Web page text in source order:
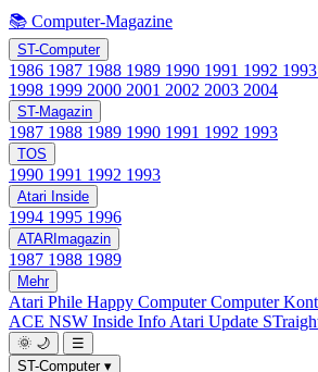
📚 Computer-Magazine
ST-Computer
1986 1987 1988 1989 1990 1991 1992 1993
1998 1999 2000 2001 2002 2003 2004
ST-Magazin
1987 1988 1989 1990 1991 1992 1993
TOS
1990 1991 1992 1993
Atari Inside
1994 1995 1996
ATARImagazin
1987 1988 1989
Mehr
Atari Phile Happy ComputerComputer
ACE NSW Inside Info Atari Update
🌞 🌙
☰
ST-Computer ▾